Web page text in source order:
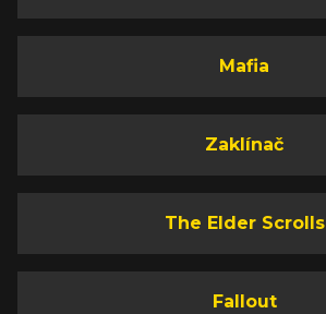
Mafia
Zaklínač
The Elder Scrolls
Fallout